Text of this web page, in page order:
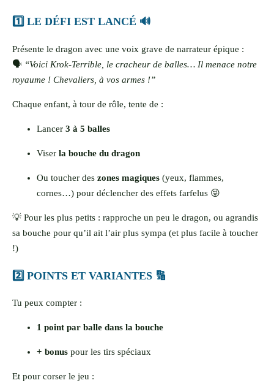
1️⃣ LE DÉFI EST LANCÉ 🔊
Présente le dragon avec une voix grave de narrateur épique :
🗣️ “Voici Krok-Terrible, le cracheur de balles… Il menace notre
royaume ! Chevaliers, à vos armes !”
Chaque enfant, à tour de rôle, tente de :
Lancer 3 à 5 balles
Viser la bouche du dragon
Ou toucher des zones magiques (yeux, flammes,
cornes…) pour déclencher des effets farfelus 😜
💡 Pour les plus petits : rapproche un peu le dragon, ou agrandis
sa bouche pour qu’il ait l’air plus sympa (et plus facile à toucher
!)
2️⃣ POINTS ET VARIANTES 🔢
Tu peux compter :
1 point par balle dans la bouche
+ bonus pour les tirs spéciaux
Et pour corser le jeu :